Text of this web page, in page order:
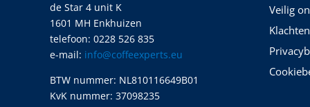
de Star 4 unit K
1601 MH Enkhuizen
telefoon: 0228 526 835
e-mail: info@coffeexperts.eu
BTW nummer: NL810116649B01
KvK nummer: 37098235
Veilig